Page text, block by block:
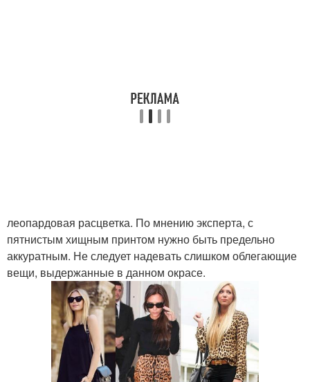
леопардовая расцветка. По мнению эксперта, с
пятнистым хищным принтом нужно быть предельно
аккуратным. Не следует надевать слишком облегающие
вещи, выдержанные в данном окрасе.